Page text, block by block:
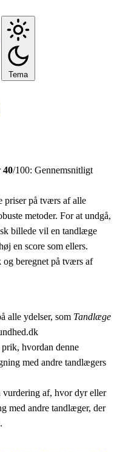
Tema
40/100: Gennemsnitligt
priser på tværs af alle
metoder. For at undgå,
billede vil en tandlæge
en score som ellers.
beregnet på tværs af
alle ydelser, som Tandlæge
hvordan denne
med andre tandlægers
vurdering af, hvor dyr eller
med andre tandlæger, der